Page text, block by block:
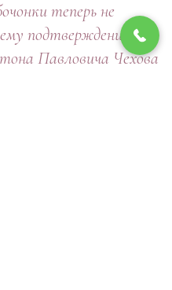
теперь не
подтверждением
Павловича Чехова